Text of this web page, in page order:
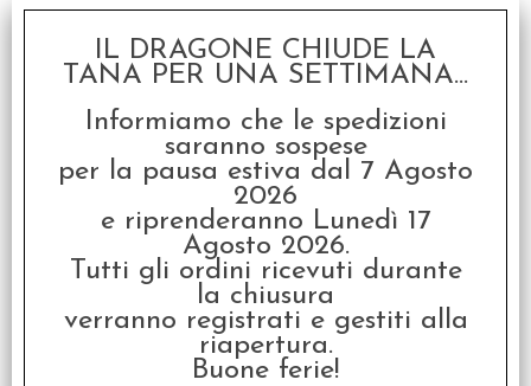
I clienti che hanno acquistato questo
prodotto, hanno scelto anche questi
articoli
OFFERTA RAVEN PRIME
- Reykholt - Edizione
Italiana
SCONTO 58.3%
IL DRAGONE CHIUDE LA
TANA PER UNA SETTIMANA...
Informiamo che le spedizioni
saranno sospese
per la pausa estiva dal 7 Agosto
2026
e riprenderanno Lunedì 17
Agosto 2026.
Tutti gli ordini ricevuti durante
la chiusura
verranno registrati e gestiti alla
riapertura.
Buone ferie!